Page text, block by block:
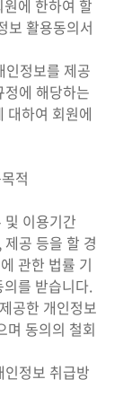
에 한하여 할
보 활용동의서
정보를 제공
에 해당하는
대하여 회원에
적
이용기간
공 등을 할 경
관한 법률 기
를 받습니다.
공한 개인정보
며 동의의 철회
정보 취급방